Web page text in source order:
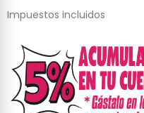
Impuestos incluidos